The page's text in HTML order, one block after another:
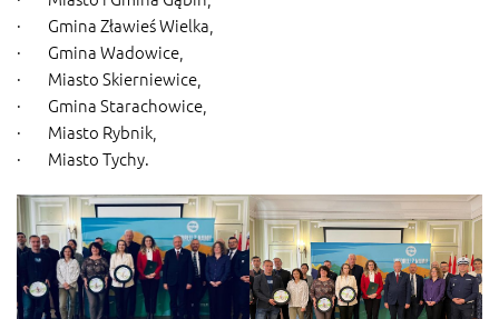
· Gmina Zławieś Wielka,
· Gmina Wadowice,
· Miasto Skierniewice,
· Gmina Starachowice,
· Miasto Rybnik,
· Miasto Tychy.